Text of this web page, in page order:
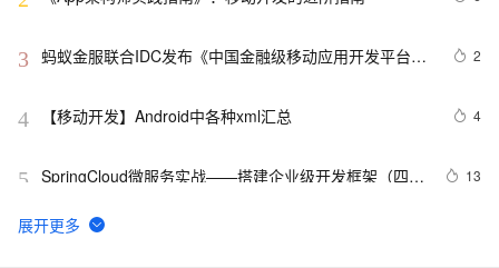
3
蚂蚁金服联合IDC发布《中国金融级移动应用开发平台白
2
4 【移动开发】Android中各种xml汇总 4
5 SpringCloud微服务实战——搭建企业级开发框架（四十
架-环境搭建
13
6
“蚂蚁金服移动开发平台mPaaS” 荣获2019年度金融科技